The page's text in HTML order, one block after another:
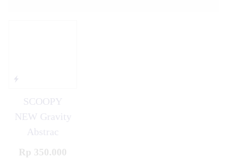
SCOOPY
NEW Gravity
Abstrac
Rp 350.000